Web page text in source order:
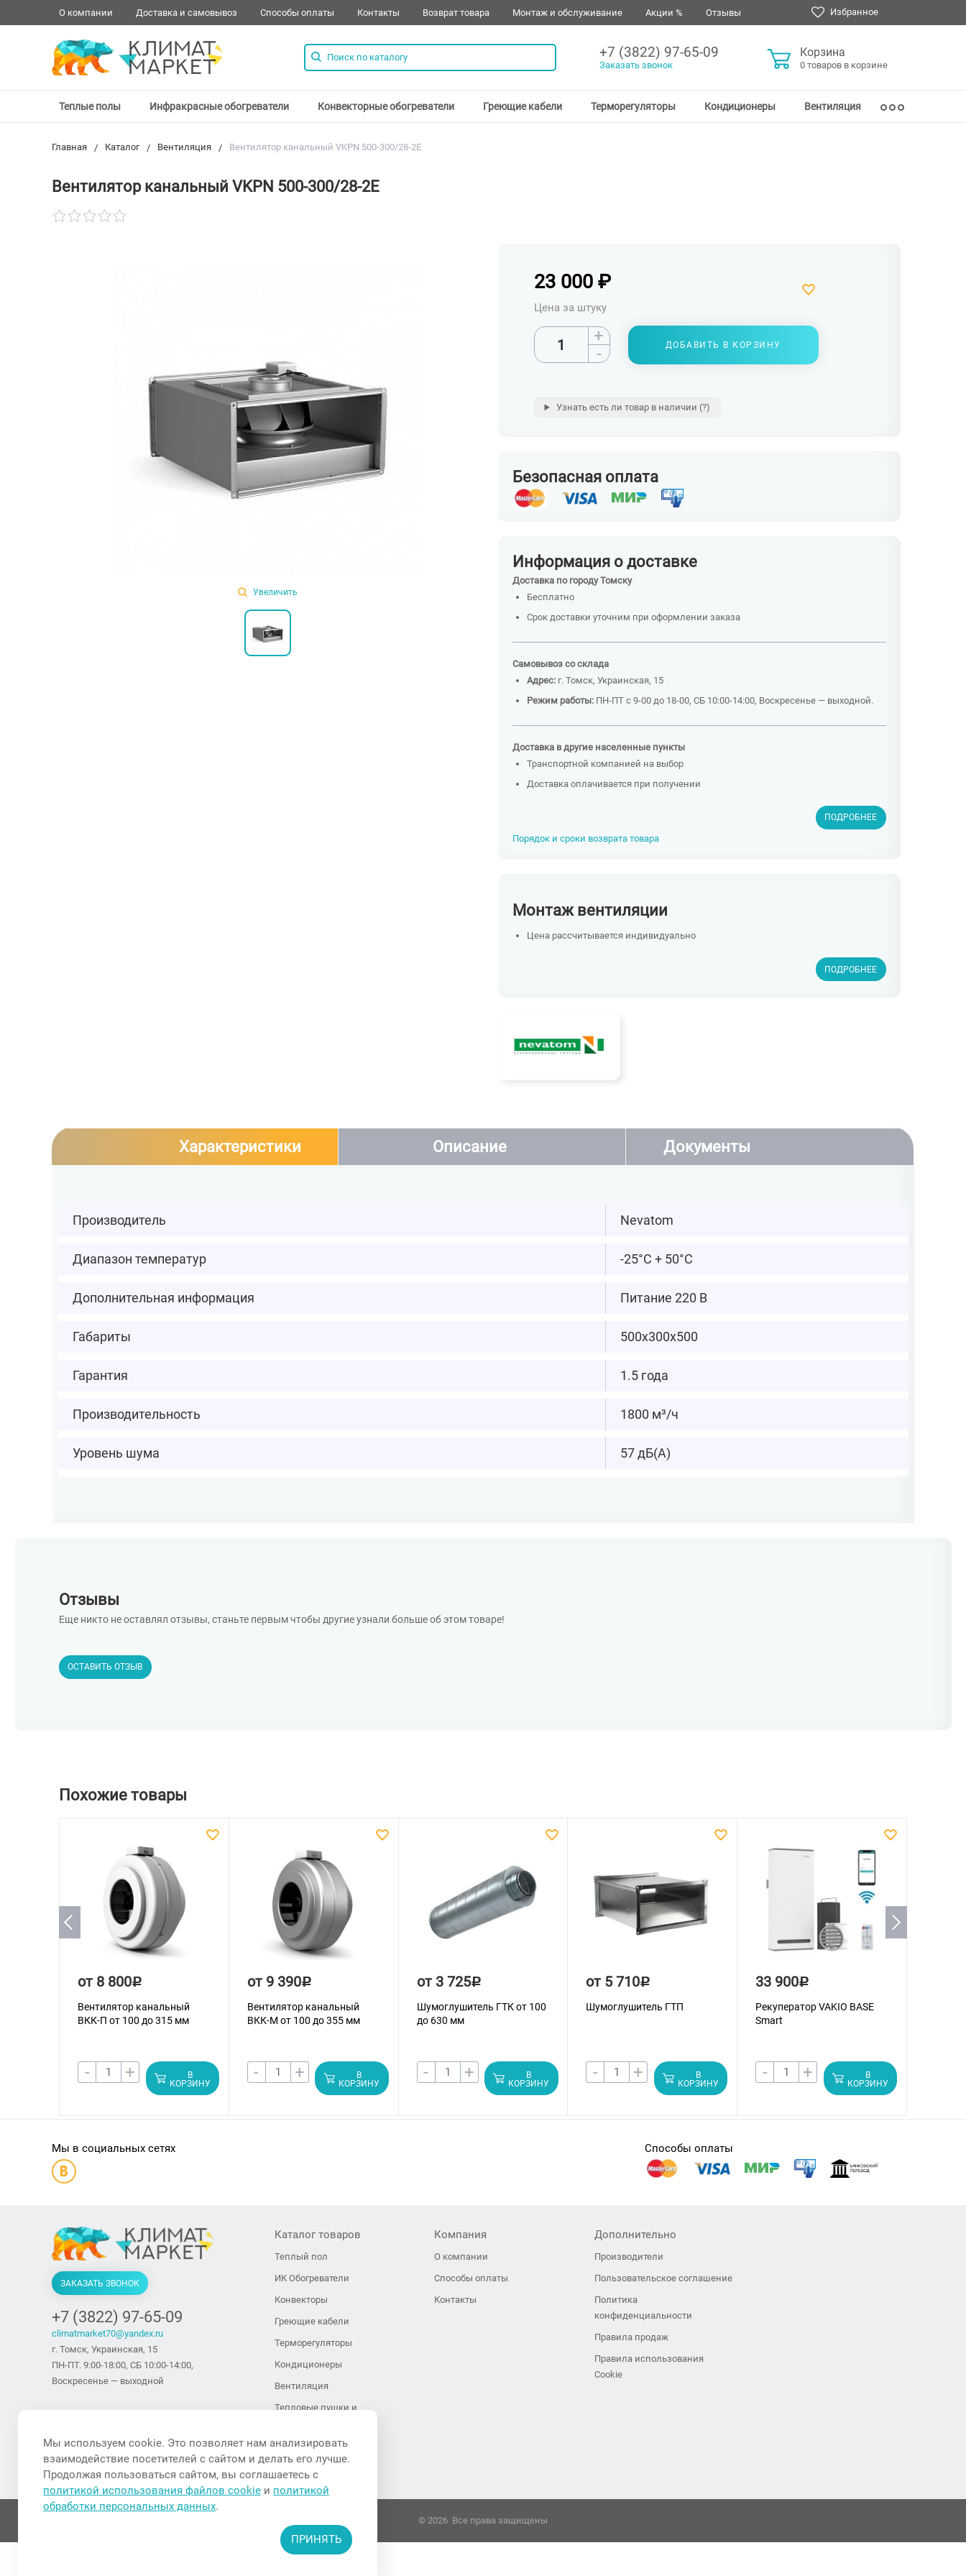
О компании Доставка и самовывоз Способы оплаты Контакты Возврат товара Монтаж и обслуживание Акции % Отзывы Избранное
+7 (3822) 97-65-09
Заказать звонок
Корзина
0 товаров в корзине
Теплые полы Инфракрасные обогреватели Конвекторные обогреватели Греющие кабели Терморегуляторы Кондиционеры Вентиляция
Главная Каталог Вентиляция Вентилятор канальный VKPN 500-300/28-2E
Вентилятор канальный VKPN 500-300/28-2E
Увеличить
23 000 ₽
Цена за штуку
+
-
ДОБАВИТЬ В КОРЗИНУ
Узнать есть ли товар в наличии (?)
Безопасная оплата
Информация о доставке
Доставка по городу Томску
Бесплатно
Срок доставки уточним при оформлении заказа
Самовывоз со склада
Адрес:г. Томск, Украинская, 15
Режим работы:ПН-ПТ с 9-00 до 18-00, СБ 10:00-14:00, Воскресенье — выходной.
Доставка в другие населенные пункты
Транспортной компанией на выбор
Доставка оплачивается при получении
ПОДРОБНЕЕ
Порядок и сроки возврата товара
Монтаж вентиляции
Цена рассчитывается индивидуально
ПОДРОБНЕЕ
Характеристики Описание Документы
Производитель Nevatom
Диапазон температур -25°C + 50°C
Дополнительная информация Питание 220 В
Габариты 500х300х500
Гарантия 1.5 года
Производительность 1800 м³/ч
Уровень шума 57 дБ(А)
Отзывы
Еще никто не оставлял отзывы, станьте первым чтобы другие узнали больше об этом товаре!
ОСТАВИТЬ ОТЗЫВ
Похожие товары
от 8 800Р
Вентилятор канальный
ВКК-П от 100 до 315 мм
- +
В
КОРЗИНУ
от 9 390Р
Вентилятор канальный
ВКК-М от 100 до 355 мм
- +
В
КОРЗИНУ
от 3 725Р
Шумоглушитель ГТК от 100
до 630 мм
- +
В
КОРЗИНУ
от 5 710Р
Шумоглушитель ГТП
- +
В
КОРЗИНУ
33 900Р
Рекуператор VAKIO BASE
Smart
- +
В
КОРЗИНУ
Мы в социальных сетях Способы оплаты
ЗАКАЗАТЬ ЗВОНОК
+7 (3822) 97-65-09
climatmarket70@yandex.ru
г. Томск, Украинская, 15
ПН-ПТ. 9:00-18:00, СБ 10:00-14:00,
Воскресенье — выходной
Каталог товаров
Теплый пол
ИК Обогреватели
Конвекторы
Греющие кабели
Терморегуляторы
Кондиционеры
Вентиляция
Тепловые пушки и
Тепловые завесы
Увлажнители воздуха
Компания
О компании
Способы оплаты
Контакты
Дополнительно
Производители
Пользовательское соглашение
Политика
конфиденциальности
Правила продаж
Правила использования
Cookie
© 2026 Все права защищены
Мы используем cookie. Это позволяет нам анализировать
взаимодействие посетителей с сайтом и делать его лучше.
Продолжая пользоваться сайтом, вы соглашаетесь с
политикой использования файлов cookie и политикой
обработки персональных данных.
ПРИНЯТЬ